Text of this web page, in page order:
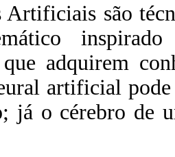
Artificiais são
adquirem
artificial
já o cérebro de